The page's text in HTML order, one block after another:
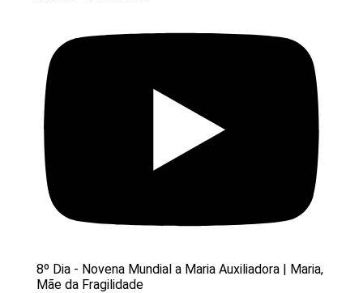
8º Dia - Novena Mundial a Maria Auxiliadora | Maria,
Mãe da Fragilidade